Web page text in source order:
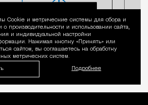
Уведомление
Сookie и метрические системы для сбора и
производительности и использовании сайта,
и индивидуальной настройки
Нажимая кнопку «Принять» или
сайтом, вы соглашаетесь на обработку
метрических систем.
Подробнее